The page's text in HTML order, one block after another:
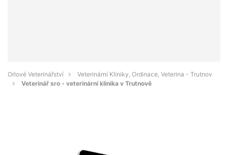
Orlové Veterinářství
Veterinární Kliniky, Ordinace, Veterina - Trutnov
Veterinář sro - veterinární klinika v Trutnově